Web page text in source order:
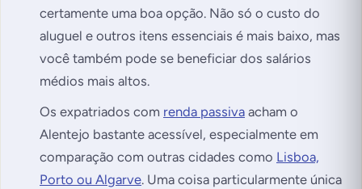
certamente uma boa opção. Não só o custo do
aluguel e outros itens essenciais é mais baixo, mas
você também pode se beneficiar dos salários
médios mais altos.
Os expatriados com renda passiva acham o
Alentejo bastante acessível, especialmente em
comparação com outras cidades como Lisboa,
Porto ou Algarve. Uma coisa particularmente única